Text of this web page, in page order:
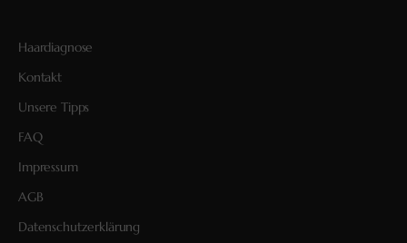
Haardiagnose
Kontakt
Unsere Tipps
FAQ
Impressum
AGB
Datenschutzerklärung